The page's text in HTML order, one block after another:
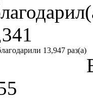
13,947 раз(а)